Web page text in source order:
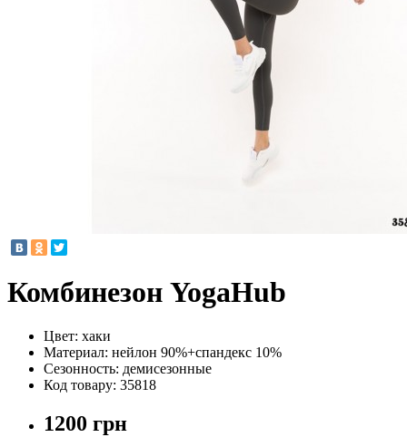
Комбинезон YogaHub
Цвет: хаки
Материал: нейлон 90%+спандекс 10%
Сезонность: демисезонные
Код товару: 35818
1200 грн